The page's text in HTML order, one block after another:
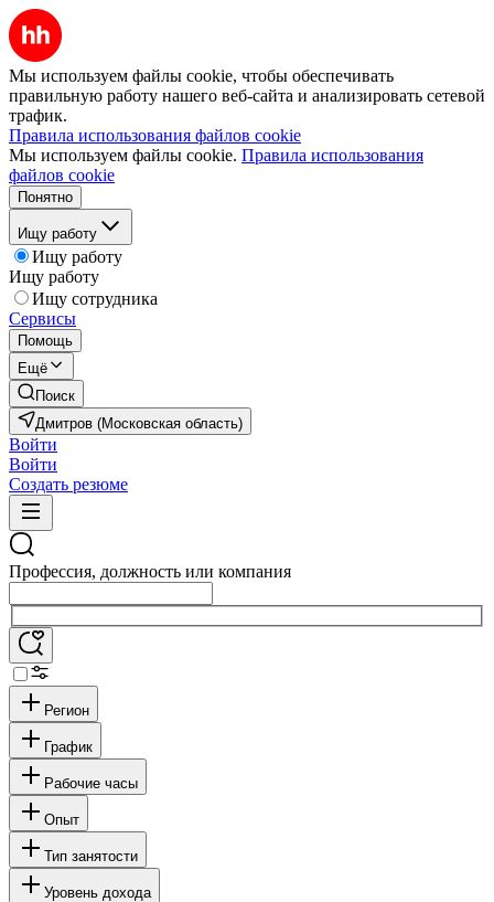
Мы используем файлы cookie, чтобы обеспечивать
правильную работу нашего веб-сайта и анализировать сетевой
трафик.
Правила использования файлов cookie
Мы используем файлы cookie. Правила использования
файлов cookie
Понятно
Ищу работу
Ищу работу
Ищу работу
Ищу сотрудника
Сервисы
Помощь
Ещё
Поиск
Дмитров (Московская область)
Войти
Войти
Создать резюме
Профессия, должность или компания
Регион
График
Рабочие часы
Опыт
Тип занятости
Уровень дохода